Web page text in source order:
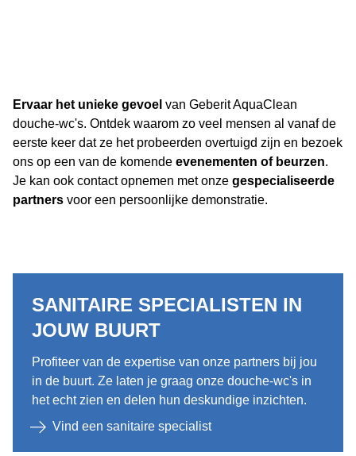
Ervaar het unieke gevoel van Geberit AquaClean
douche-wc's. Ontdek waarom zo veel mensen al vanaf de
eerste keer dat ze het probeerden overtuigd zijn en bezoek
ons op een van de komende evenementen of beurzen.
Je kan ook contact opnemen met onze gespecialiseerde
partners voor een persoonlijke demonstratie.
SANITAIRE SPECIALISTEN IN
JOUW BUURT
Profiteer van de expertise van onze partners bij jou
in de buurt. Ze laten je graag onze douche-wc's in
het echt zien en delen hun deskundige inzichten.
Vind een sanitaire specialist